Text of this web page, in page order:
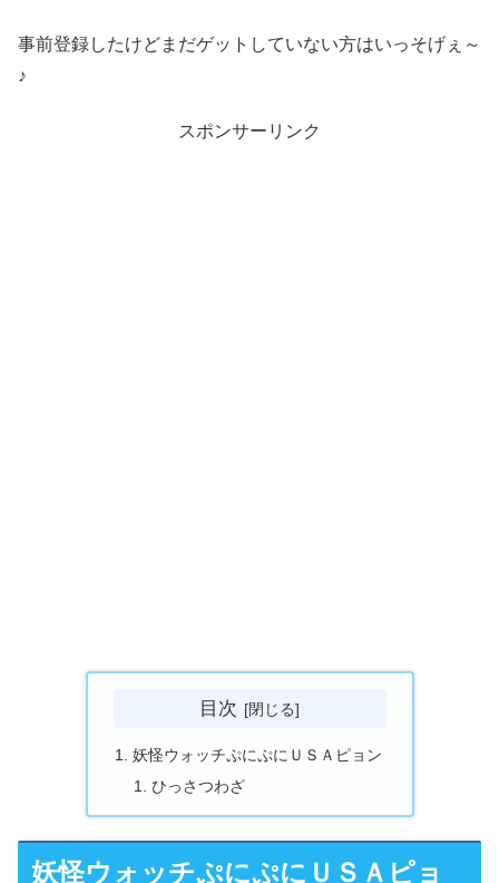
事前登録したけどまだゲットしていない方はいっそげぇ～
♪
スポンサーリンク
目次
妖怪ウォッチぷにぷにＵＳＡピョン
ひっさつわざ
妖怪ウォッチぷにぷにＵＳＡピョ